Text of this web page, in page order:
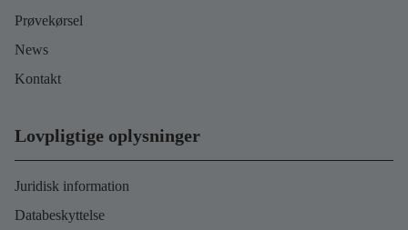
Prøvekørsel
News
Kontakt
Lovpligtige oplysninger
Juridisk information
Databeskyttelse